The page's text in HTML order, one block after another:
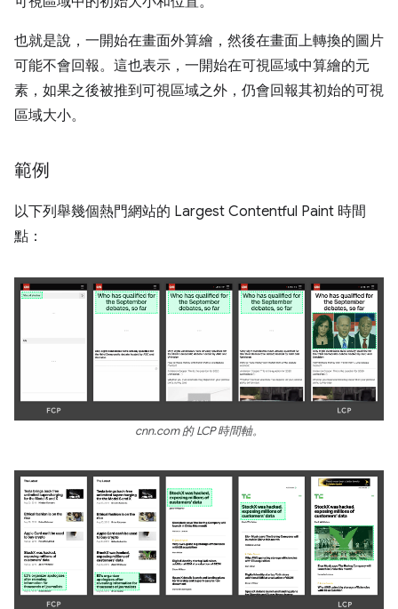
也就是說，一開始在畫面外算繪，然後在畫面上轉換的圖片
可能不會回報。這也表示，一開始在可視區域中算繪的元
素，如果之後被推到可視區域之外，仍會回報其初始的可視
區域大小。
範例
以下列舉幾個熱門網站的 Largest Contentful Paint 時間
點：
cnn.com 的 LCP 時間軸。